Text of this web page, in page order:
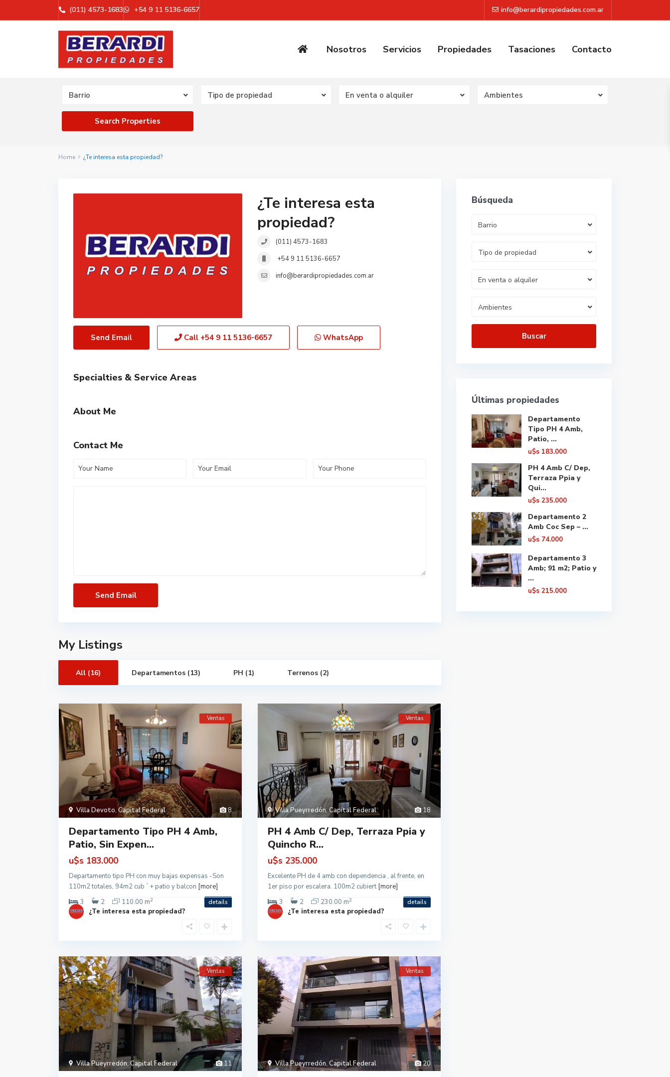
(011) 4573-1683 +54 9 11 5136-6657 info@berardipropiedades.com.ar
Nosotros Servicios Propiedades Tasaciones Contacto
Barrio Tipo de propiedad En venta o alquiler Ambientes
Home ¿Te interesa esta propiedad?
¿Te interesa esta
propiedad?
(011) 4573-1683
+54 9 11 5136-6657
info@berardipropiedades.com.ar
Send Email Call +54 9 11 5136-6657 WhatsApp
Specialties & Service Areas
About Me
Contact Me
My Listings
All (16) Departamentos (13) PH (1) Terrenos (2)
8
Villa Devoto, Capital Federal
Ventas
Departamento Tipo PH 4 Amb,
Patio, Sin Expen...
u$s 183.000
Departamento tipo PH con muy bajas expensas -Son
110m2 totales, 94m2 cub `+ patio y balcon [more]
3
2 110.00 m2 details
¿Te interesa esta propiedad?
18
Villa Pueyrredón,Capital Federal
Ventas
PH 4 Amb C/ Dep, Terraza Ppia y
Quincho R...
u$s 235.000
Excelente PH de 4 amb con dependencia , al frente, en
1er piso por escalera. 100m2 cubiert [more]
3
2 230.00 m2 details
¿Te interesa esta propiedad?
11
Villa Pueyrredón,Capital Federal
Ventas
20
Villa Pueyrredón,Capital Federal
Ventas
Búsqueda
Barrio
Tipo de propiedad
En venta o alquiler
Ambientes
Buscar
Últimas propiedades
Departamento
Tipo PH 4 Amb,
Patio, ...
u$s 183.000
PH 4 Amb C/ Dep,
Terraza Ppia y
Qui...
u$s 235.000
Departamento 2
Amb Coc Sep – ...
u$s 74.000
Departamento 3
Amb; 91 m2; Patio y
...
u$s 215.000